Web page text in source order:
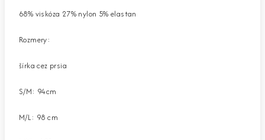
68% viskóza 27% nylon 5% elastan
Rozmery:
šírka cez prsia
S/M: 94cm
M/L: 98 cm